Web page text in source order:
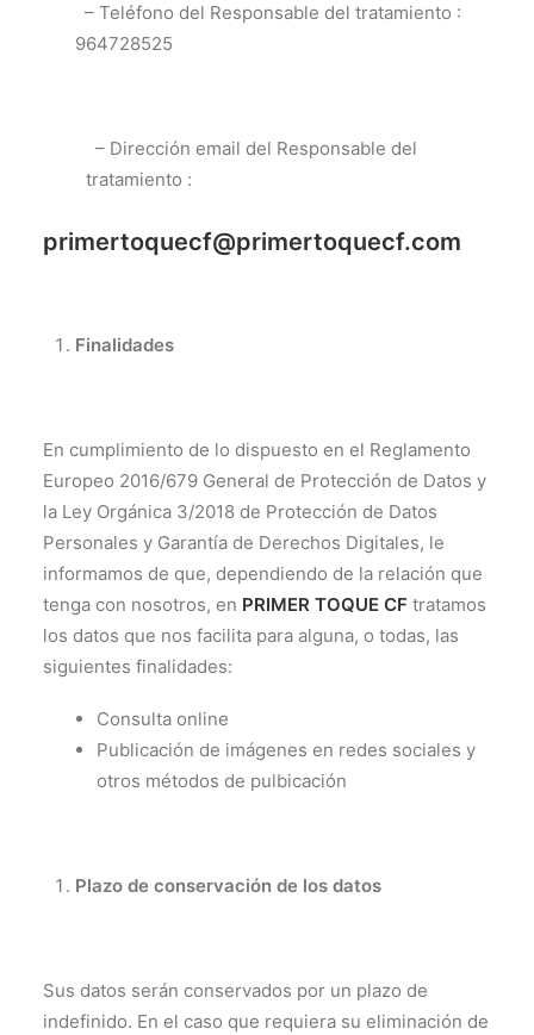
– Teléfono del Responsable del tratamiento :
964728525
– Dirección email del Responsable del
tratamiento :
primertoquecf@primertoquecf.com
Finalidades
En cumplimiento de lo dispuesto en el Reglamento
Europeo 2016/679 General de Protección de Datos y
la Ley Orgánica 3/2018 de Protección de Datos
Personales y Garantía de Derechos Digitales, le
informamos de que, dependiendo de la relación que
tenga con nosotros, en PRIMER TOQUE CF tratamos
los datos que nos facilita para alguna, o todas, las
siguientes finalidades:
Consulta online
Publicación de imágenes en redes sociales y
otros métodos de pulbicación
Plazo de conservación de los datos
Sus datos serán conservados por un plazo de
indefinido. En el caso que requiera su eliminación de